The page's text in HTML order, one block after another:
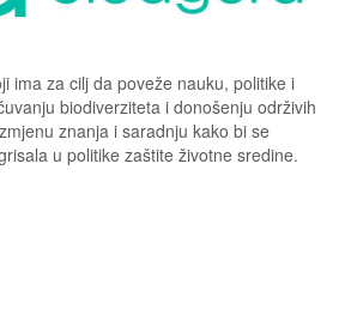
ima za cilj da poveže nauku, politike i
biodiverziteta i donošenju održivih
znanja i saradnju kako bi se
u politike zaštite životne sredine.